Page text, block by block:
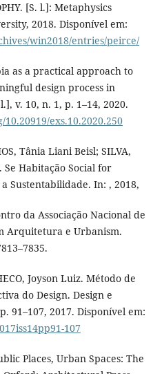
[S. l.]: Metaphysics
2018. Disponível em:
win2018/entries/peirce/
as a practical approach to
design process in
v. 10, n. 1, p. 1–14, 2020.
exs.10.2020.250
Tânia Liani Beisl; SILVA,
Se Habitação Social for
Sustentabilidade. In: , 2018,
da Associação Nacional de
Arquitetura e Urbanism.
Joyson Luiz. Método de
do Design. Design e
91–107, 2017. Disponível em:
107
Places, Urban Spaces: The